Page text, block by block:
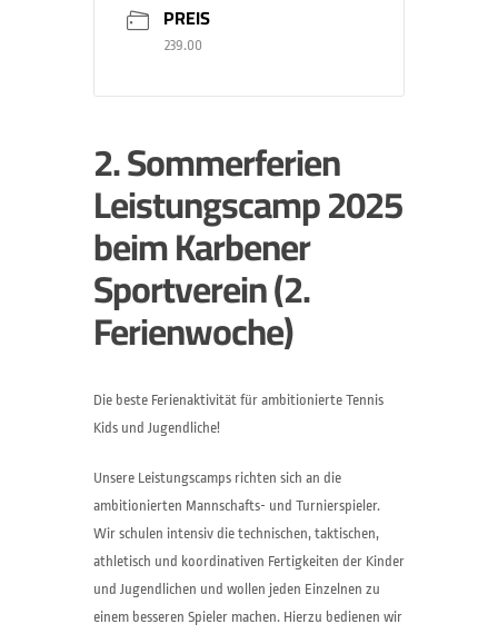
PREIS
239.00
2. Sommerferien
Leistungscamp 2025
beim Karbener
Sportverein (2.
Ferienwoche)
Die beste Ferienaktivität für ambitionierte Tennis
Kids und Jugendliche!
Unsere Leistungscamps richten sich an die
ambitionierten Mannschafts- und Turnierspieler.
Wir schulen intensiv die technischen, taktischen,
athletisch und koordinativen Fertigkeiten der Kinder
und Jugendlichen und wollen jeden Einzelnen zu
einem besseren Spieler machen. Hierzu bedienen wir